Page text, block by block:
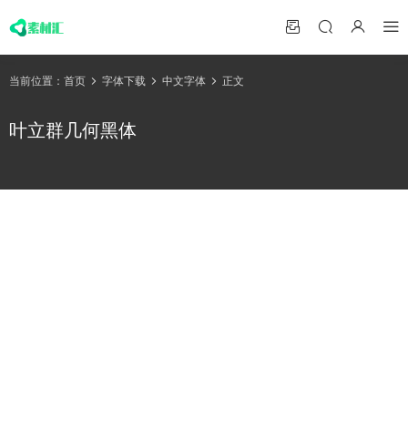
当前位置： 首页 字体下载 中文字体 正文
叶立群几何黑体